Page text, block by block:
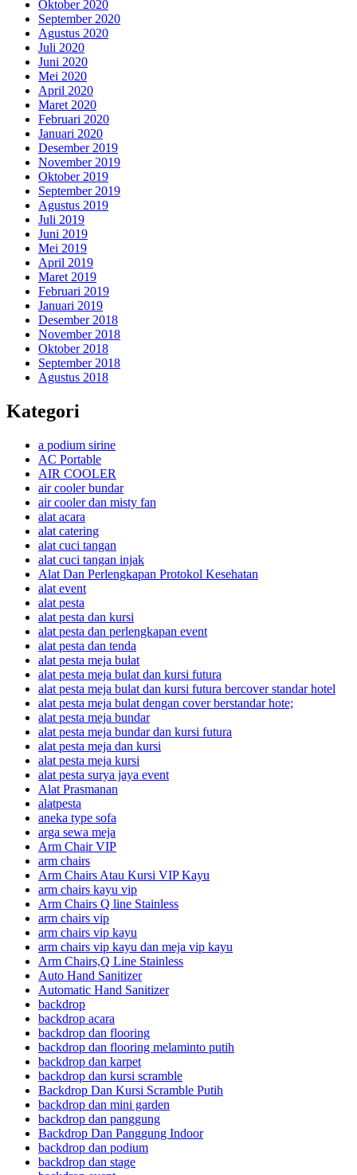
Oktober 2020
September 2020
Agustus 2020
Juli 2020
Juni 2020
Mei 2020
April 2020
Maret 2020
Februari 2020
Januari 2020
Desember 2019
November 2019
Oktober 2019
September 2019
Agustus 2019
Juli 2019
Juni 2019
Mei 2019
April 2019
Maret 2019
Februari 2019
Januari 2019
Desember 2018
November 2018
Oktober 2018
September 2018
Agustus 2018
Kategori
a podium sirine
AC Portable
AIR COOLER
air cooler bundar
air cooler dan misty fan
alat acara
alat catering
alat cuci tangan
alat cuci tangan injak
Alat Dan Perlengkapan Protokol Kesehatan
alat event
alat pesta
alat pesta dan kursi
alat pesta dan perlengkapan event
alat pesta dan tenda
alat pesta meja bulat
alat pesta meja bulat dan kursi futura
alat pesta meja bulat dan kursi futura bercover standar hotel
alat pesta meja bulat dengan cover berstandar hote;
alat pesta meja bundar
alat pesta meja bundar dan kursi futura
alat pesta meja dan kursi
alat pesta meja kursi
alat pesta surya jaya event
Alat Prasmanan
alatpesta
aneka type sofa
arga sewa meja
Arm Chair VIP
arm chairs
Arm Chairs Atau Kursi VIP Kayu
arm chairs kayu vip
Arm Chairs Q line Stainless
arm chairs vip
arm chairs vip kayu
arm chairs vip kayu dan meja vip kayu
Arm Chairs,Q Line Stainless
Auto Hand Sanitizer
Automatic Hand Sanitizer
backdrop
backdrop acara
backdrop dan flooring
backdrop dan flooring melaminto putih
backdrop dan karpet
backdrop dan kursi scramble
Backdrop Dan Kursi Scramble Putih
backdrop dan mini garden
backdrop dan panggung
Backdrop Dan Panggung Indoor
backdrop dan podium
backdrop dan stage